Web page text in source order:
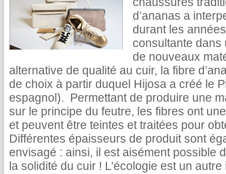
d’ananas a
durant les
consultante dans
de nouveaux
alternative de qualité au cuir, la fibre
de choix à partir duquel Hijosa a créé le
espagnol). Permettant de produire une
sur le principe du feutre, les fibres ont
et peuvent être teintes et traitées pour
Différentes épaisseurs de produit sont
envisagé : ainsi, il est aisément possible
la solidité du cuir ! L’écologie est un